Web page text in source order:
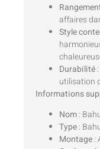
affaires
Style
Durabilité
utilisation
Informations
Nom:
Type:
Montage: